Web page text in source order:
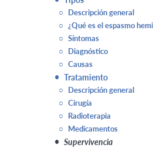
○ Descripción general
○ ¿Qué es el espasmo
○ Síntomas
○ Diagnóstico
○ Causas
• Tratamiento
○ Descripción general
○ Cirugía
○ Radioterapia
○ Medicamentos
• Supervivencia